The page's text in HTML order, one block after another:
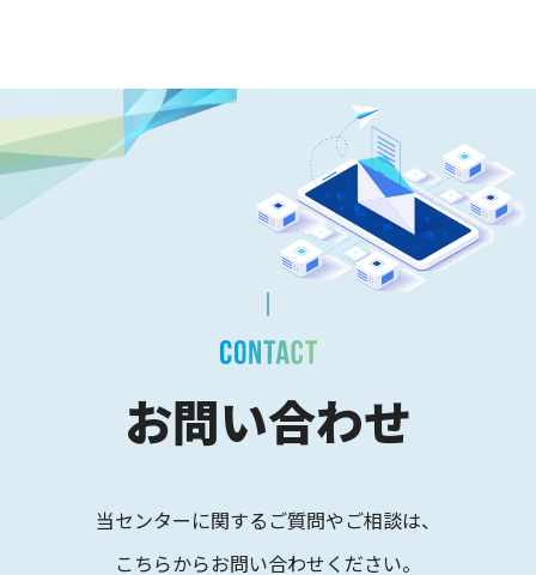
お問い合わせ
当センターに関するご質問やご相談は、
こちらからお問い合わせください。